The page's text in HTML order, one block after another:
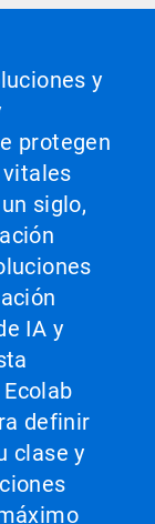
y
protegen
siglo,
IA y
definir
clase y